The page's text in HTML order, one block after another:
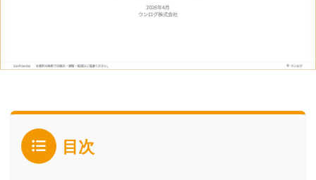
目次